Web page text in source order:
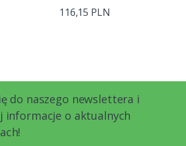
116,15 PLN
do naszego newslettera i
informacje o aktualnych